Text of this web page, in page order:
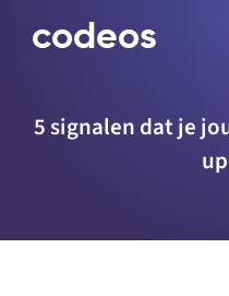
5 signalen dat je